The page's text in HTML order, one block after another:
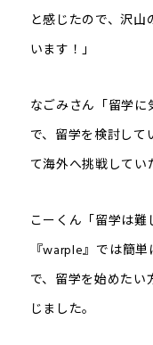
と感じたので、沢
います！」
なごみさん「留学
で、留学を検討し
て海外へ挑戦してい
こーくん「留学は難
『warple』では簡
で、留学を始めた
じました。